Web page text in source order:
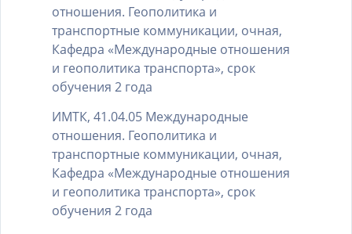
отношения. Геополитика и
транспортные коммуникации, очная,
Кафедра «Международные отношения
и геополитика транспорта», срок
обучения 2 года
ИМТК, 41.04.05 Международные
отношения. Геополитика и
транспортные коммуникации, очная,
Кафедра «Международные отношения
и геополитика транспорта», срок
обучения 2 года